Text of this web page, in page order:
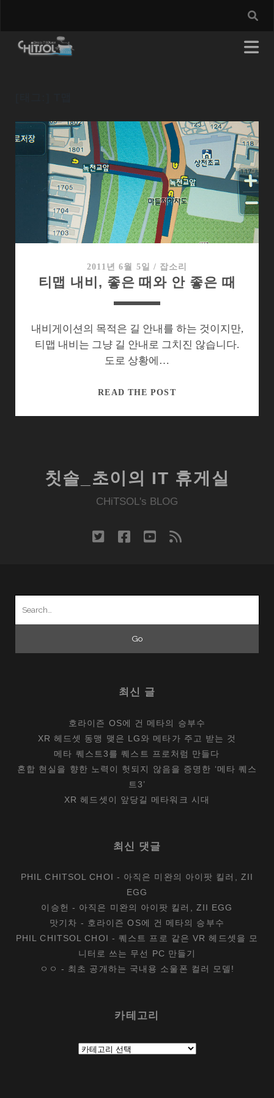
2011년 6월 5일 / 잡소리
티맵 내비, 좋은 때와 안 좋은 때
내비게이션의 목적은 길 안내를 하는 것이지만,
티맵 내비는 그냥 길 안내로 그치진 않습니다.
도로 상황에…
READ THE POST티
때
와
은
칫솔_초이의 IT 휴게실
CHiTSOL's BLOG
twitterfacebook
youtube
rss
최신 글
호라이즌 OS에 건 메타의 승부수
XR 헤드셋 동맹 맺은 LG와 메타가 주고 받는 것
메타 퀘스트3를 퀘스트 프로처럼 만들다
혼합 현실을 향한 노력이 헛되지 않음을 증명한 ‘메타 퀘스
트3’
XR 헤드셋이 앞당길 메타워크 시대
최신 댓글
PHIL CHITSOL CHOI - 아직은 미완의 아이팟 킬러, ZII
EGG
이승헌 - 아직은 미완의 아이팟 킬러, ZII EGG
맛기차 - 호라이즌 OS에 건 메타의 승부수
PHIL CHITSOL CHOI -퀘스트 프로 같은 VR 헤드셋을 모
니터로 쓰는 무선 PC 만들기
ㅇㅇ - 최초 공개하는 국내용 소울폰 컬러 모델!
카테고리
테